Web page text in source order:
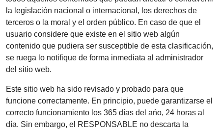
la legislación nacional o internacional, los derechos de
terceros o la moral y el orden público. En caso de que el
usuario considere que existe en el sitio web algún
contenido que pudiera ser susceptible de esta clasificación,
se ruega lo notifique de forma inmediata al administrador
del sitio web.
Este sitio web ha sido revisado y probado para que
funcione correctamente. En principio, puede garantizarse el
correcto funcionamiento los 365 días del ańo, 24 horas al
día. Sin embargo, el RESPONSABLE no descarta la